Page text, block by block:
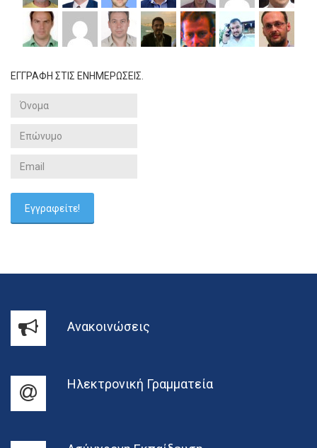
ΕΓΓΡΑΦΗ ΣΤΙΣ ΕΝΗΜΕΡΩΣΕΙΣ.
Ανακοινώσεις
Ηλεκτρονική Γραμματεία